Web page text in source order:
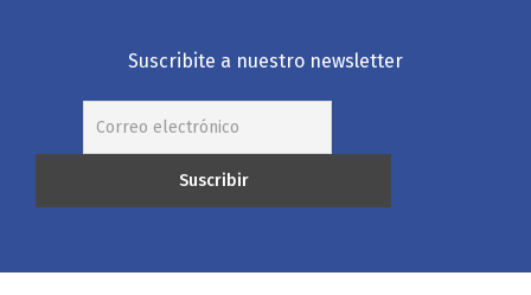
Suscribite a nuestro newsletter